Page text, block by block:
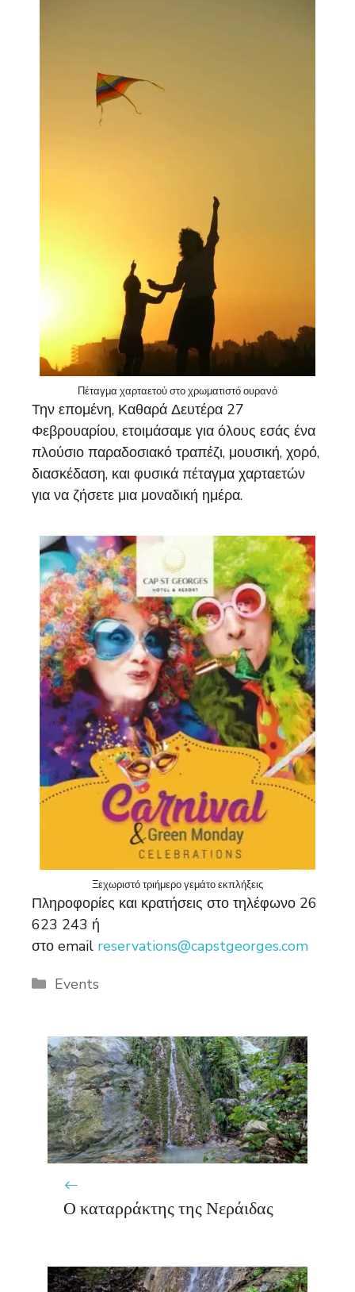
Πέταγμα χαρταετού στο χρωματιστό ουρανό
Την επομένη, Καθαρά Δευτέρα 27
Φεβρουαρίου, ετοιμάσαμε για όλους εσάς ένα
πλούσιο παραδοσιακό τραπέζι, μουσική, χορό,
διασκέδαση, και φυσικά πέταγμα χαρταετών
για να ζήσετε μια μοναδική ημέρα.
Ξεχωριστό τριήμερο γεμάτο εκπλήξεις
Πληροφορίες και κρατήσεις στο τηλέφωνο 26
623 243 ή
στο email reservations@capstgeorges.com
Categories
Events
Ο καταρράκτης της Νεράιδας